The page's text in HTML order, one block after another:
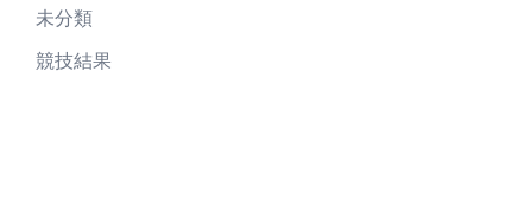
未分類
競技結果